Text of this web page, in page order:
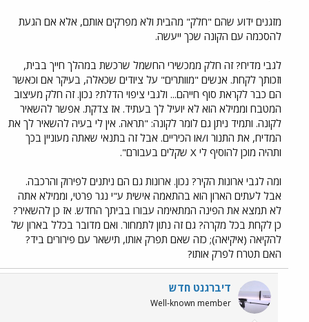
מזגנים ידוע שהם "חלק" מהבית ולא מפרקים אותם, אלא אם הגעת
להסכמה עם הקונה שכך ייעשה.
לגבי מדיח? זה חלק ממכשירי החשמל שרכשת במהלך חייך בבית,
וזכותך לקחת. אנשים "מוותרים" על ציודים שכאלה, בעיקר אם וכאשר
הם כבר לקראת סוף חייהם... ולגבי ציפוי הדלת? נכון. זה חלק מעיצוב
המטבח וממילא הוא לא יועיל לך בעתיד. אז צדקת. אפשר להשאיר
לקונה. ותמיד ניתן גם לומר לקונה: "תראה. אין לי בעיה להשאיר לך את
המדיח, את התנור ו/או הכיריים. אבל זה בתנאי שאתה מעוניין בכך
ותהיה מוכן להוסיף לי X שקלים בעבורם".
ומה לגבי ארונות הקיר? נכון. ארונות גם הם ניתנים לפירוק והרכבה.
אבל לעתים הארון הוא בהתאמה אישית ע"י נגר פרטי, וממילא אתה
לא תמצא את הפינה המתאימה עבורו בביתך החדש. אז כן להשאיר?
כן לקחת בכל מקרה? גם זה נתון לתמחור. ואם מדובר בכלל בארון של
להקיאה (איקיאה); כזה שאם תפרק אותו, תישאר עם פירורים ביד?
האם תטרח לפרק אותו?
דיברגנט חדש
Well-known member